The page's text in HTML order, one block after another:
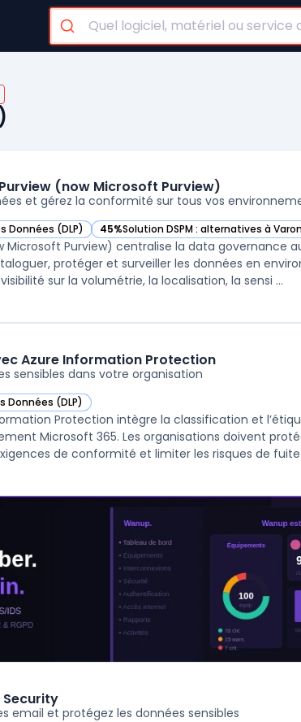
(now Microsoft Purview)
et gérez la conformité sur tous vos
Données (DLP)
Microsoft Purview) dans cette catégorie
45%Solution DSPM : alternatives à
— voir Microsoft Azure Purview (now
Microsoft Purview) centralise la data governance
protéger et surveiller les données en
sur la volumétrie, la localisation, la sensi ...
Azure Information Protection
sensibles dans votre organisation
Données (DLP)Protection dans cette catégorie
Protection intègre la classification et
Microsoft 365. Les organisations doivent
Security
email et protégez les données sensibles